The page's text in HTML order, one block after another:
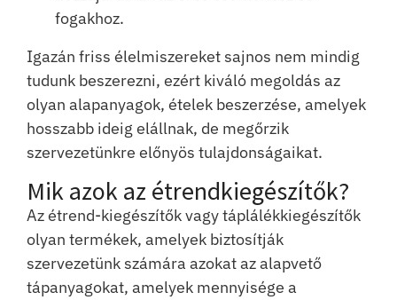
fogakhoz.
Igazán friss élelmiszereket sajnos nem mindig
tudunk beszerezni, ezért kiváló megoldás az
olyan alapanyagok, ételek beszerzése, amelyek
hosszabb ideig elállnak, de megőrzik
szervezetünkre előnyös tulajdonságaikat.
Mik azok az étrendkiegészítők?
Az étrend-kiegészítők vagy táplálékkiegészítők
olyan termékek, amelyek biztosítják
szervezetünk számára azokat az alapvető
tápanyagokat, amelyek mennyisége a